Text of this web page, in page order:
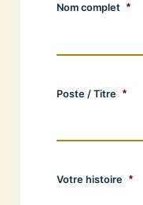
Nom complet *
Poste / Titre *
Votre histoire *